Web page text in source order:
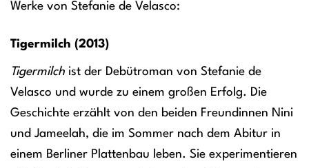
Werke von Stefanie de Velasco:
Tigermilch (2013)
Tigermilch ist der Debütroman von Stefanie de
Velasco und wurde zu einem großen Erfolg. Die
Geschichte erzählt von den beiden Freundinnen Nini
und Jameelah, die im Sommer nach dem Abitur in
einem Berliner Plattenbau leben. Sie experimentieren